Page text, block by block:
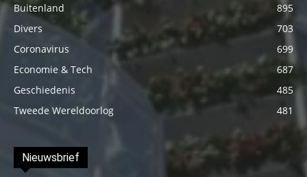
Buitenland
895
Divers
703
Coronavirus
699
Economie & Tech
687
Geschiedenis
485
Tweede Wereldoorlog
481
Nieuwsbrief